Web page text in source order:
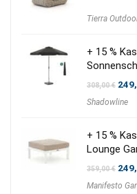
Tierra
+ 15 %
308,00€
war:
Shadowline
+ 15 %
Lounge
359,00€
war:
Manifesto